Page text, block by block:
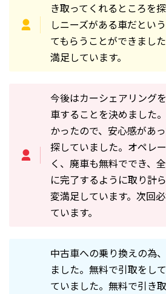
き取ってくれるところを
しニーズがある車だとい
てもらうことができまし
満足しています。
今後はカーシェアリング
車することを決めました
かったので、安心感があ
探していました。オペレ
く、廃車も無料ででき、
に完了するように取り計
変満足しています。次回
ています。
中古車への乗り換えの為
ました。無料で引取をし
ていました。無料で引き